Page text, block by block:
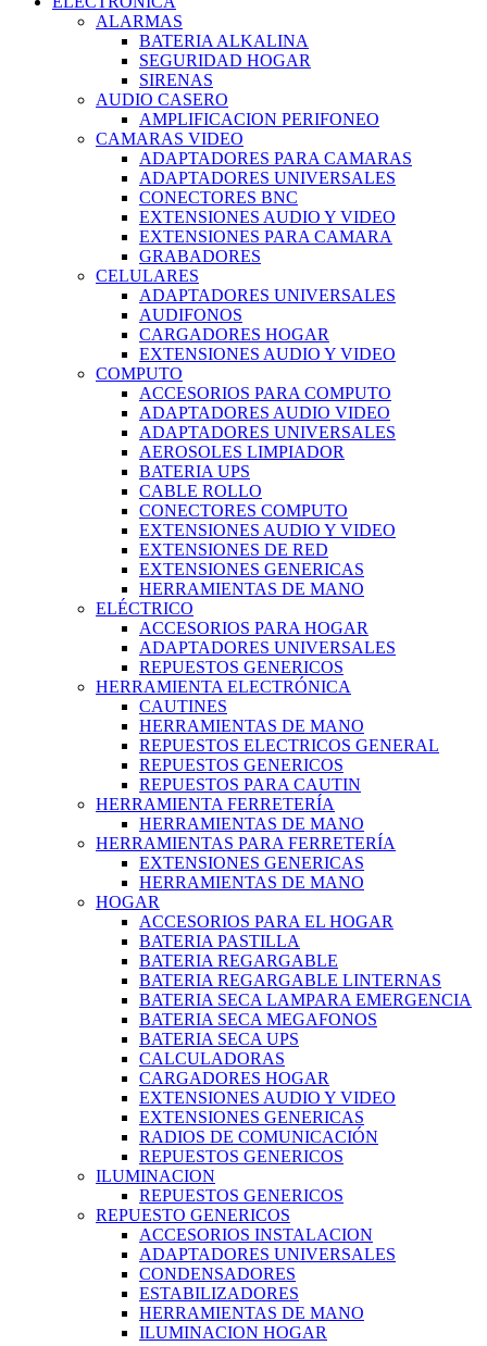
ALARMAS
BATERIA ALKALINA
SEGURIDAD HOGAR
SIRENAS
AUDIO CASERO
AMPLIFICACION PERIFONEO
CAMARAS VIDEO
ADAPTADORES PARA CAMARAS
ADAPTADORES UNIVERSALES
CONECTORES BNC
EXTENSIONES AUDIO Y VIDEO
EXTENSIONES PARA CAMARA
GRABADORES
CELULARES
ADAPTADORES UNIVERSALES
AUDIFONOS
CARGADORES HOGAR
EXTENSIONES AUDIO Y VIDEO
COMPUTO
ACCESORIOS PARA COMPUTO
ADAPTADORES AUDIO VIDEO
ADAPTADORES UNIVERSALES
AEROSOLES LIMPIADOR
BATERIA UPS
CABLE ROLLO
CONECTORES COMPUTO
EXTENSIONES AUDIO Y VIDEO
EXTENSIONES DE RED
EXTENSIONES GENERICAS
HERRAMIENTAS DE MANO
ELÉCTRICO
ACCESORIOS PARA HOGAR
ADAPTADORES UNIVERSALES
REPUESTOS GENERICOS
HERRAMIENTA ELECTRÓNICA
CAUTINES
HERRAMIENTAS DE MANO
REPUESTOS ELECTRICOS GENERAL
REPUESTOS GENERICOS
REPUESTOS PARA CAUTIN
HERRAMIENTA FERRETERÍA
HERRAMIENTAS DE MANO
HERRAMIENTAS PARA FERRETERÍA
EXTENSIONES GENERICAS
HERRAMIENTAS DE MANO
HOGAR
ACCESORIOS PARA EL HOGAR
BATERIA PASTILLA
BATERIA REGARGABLE
BATERIA REGARGABLE LINTERNAS
BATERIA SECA LAMPARA EMERGENCIA
BATERIA SECA MEGAFONOS
BATERIA SECA UPS
CALCULADORAS
CARGADORES HOGAR
EXTENSIONES AUDIO Y VIDEO
EXTENSIONES GENERICAS
RADIOS DE COMUNICACIÓN
REPUESTOS GENERICOS
ILUMINACION
REPUESTOS GENERICOS
REPUESTO GENERICOS
ACCESORIOS INSTALACION
ADAPTADORES UNIVERSALES
CONDENSADORES
ESTABILIZADORES
HERRAMIENTAS DE MANO
ILUMINACION HOGAR